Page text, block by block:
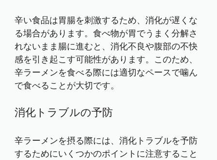
辛い食品は胃腸を刺激するため、消化が遅くな
る場合があります。食べ物が胃でうまく分解さ
れないまま腸に進むと、消化不良や腹部の不快
感を引き起こす可能性があります。このため、
辛ラーメンを食べる際には適切なペースで噛ん
で食べることが大切です。
消化トラブルの予防
辛ラーメンを摂る際には、消化トラブルを予防
するためにいくつかのポイントに注意すること